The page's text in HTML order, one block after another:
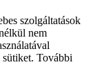
szolgáltatások
nem
sütiket. További